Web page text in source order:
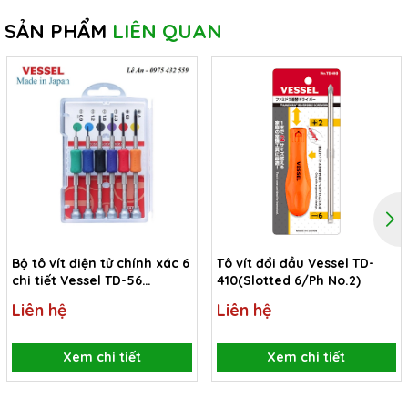
SẢN PHẨM LIÊN QUAN
Bộ tô vít điện tử chính xác 6
chi tiết Vessel TD-56
Liên hệ
Xem chi tiết
Tô vít đổi đầu Vessel TD-
410(Slotted 6/Ph No.2)
Liên hệ
Xem chi tiết